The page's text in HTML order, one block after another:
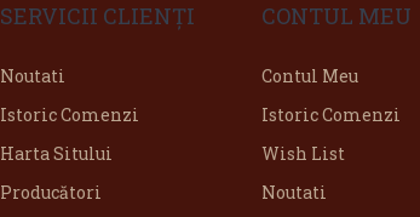
SERVICII CLIENŢI
Noutati
Istoric Comenzi
Harta Sitului
Producători
CONTUL MEU
Contul Meu
Istoric Comenzi
Wish List
Noutati